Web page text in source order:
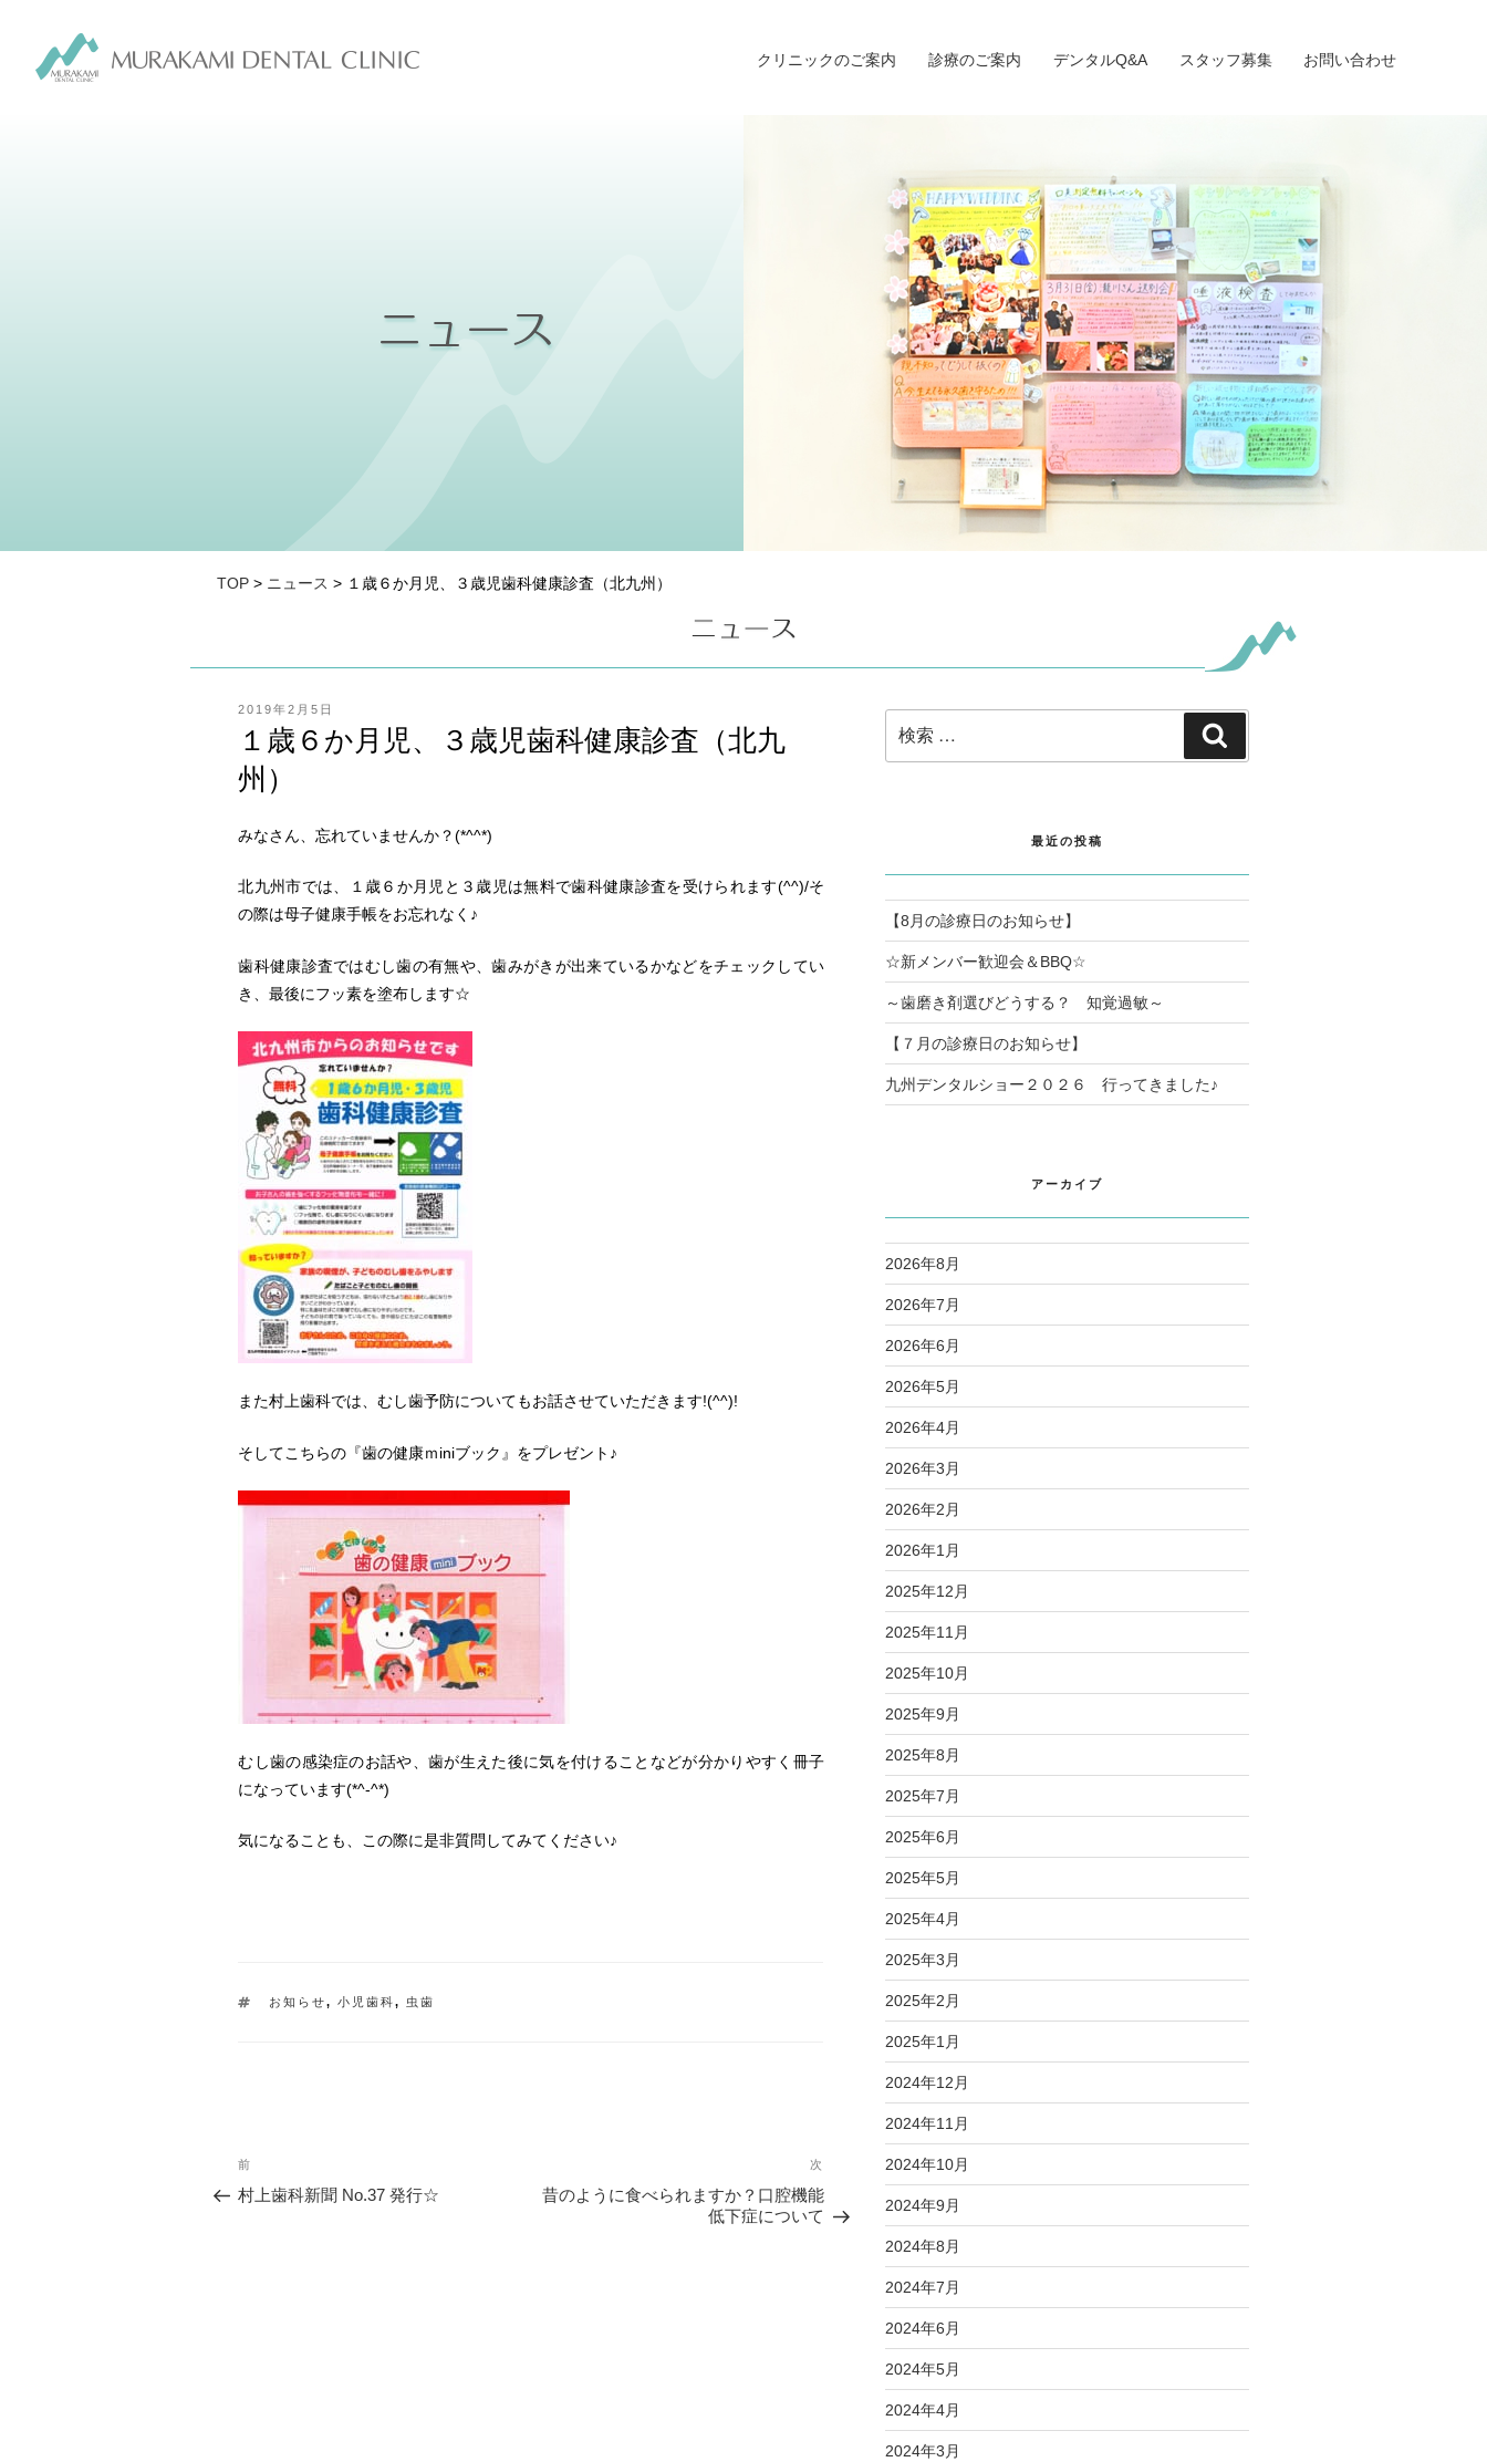
クリニックのご案内 診療のご案内 デンタルQ&A スタッフ募集 お問い合わせ
TOP > ニュース > １歳６か月児、３歳児歯科健康診査（北九州）
投
日:
2019年2月5日
１歳６か月児、３歳児歯科健康診査（北九
州）
みなさん、忘れていませんか？(*^^*)
北九州市では、１歳６か月児と３歳児は無料で歯科健康診査を受けられます(^^)/そ
の際は母子健康手帳をお忘れなく♪
歯科健康診査ではむし歯の有無や、歯みがきが出来ているかなどをチェックしてい
き、最後にフッ素を塗布します☆
また村上歯科では、むし歯予防についてもお話させていただきます!(^^)!
そしてこちらの『歯の健康ｍiniブック』をプレゼント♪
むし歯の感染症のお話や、歯が生えた後に気を付けることなどが分かりやすく冊子
になっています(*^-^*)
気になることも、この際に是非質問してみてください♪
タ
お知らせ, 小児歯科, 虫歯
投
稿
過
去
の
前
村上歯科新聞 No.37 発行☆
投
次
昔のように食べられますか？口腔機能
低下症について
索:
索
最近の投稿
【8月の診療日のお知らせ】
☆新メンバー歓迎会＆BBQ☆
～歯磨き剤選びどうする？ 知覚過敏～
【７月の診療日のお知らせ】
九州デンタルショー２０２６ 行ってきました♪
アーカイブ
2026年8月
2026年7月
2026年6月
2026年5月
2026年4月
2026年3月
2026年2月
2026年1月
2025年12月
2025年11月
2025年10月
2025年9月
2025年8月
2025年7月
2025年6月
2025年5月
2025年4月
2025年3月
2025年2月
2025年1月
2024年12月
2024年11月
2024年10月
2024年9月
2024年8月
2024年7月
2024年6月
2024年5月
2024年4月
2024年3月